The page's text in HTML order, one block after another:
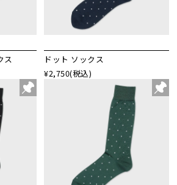
ス
ドット ソックス
¥2,750(税込)